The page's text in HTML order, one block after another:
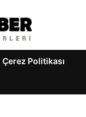
Çerez Politikası